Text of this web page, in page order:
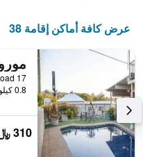
عرض كافة أماكن إقامة 38
0.8 كيلومتر عن وسط المدينة
310 ﷼